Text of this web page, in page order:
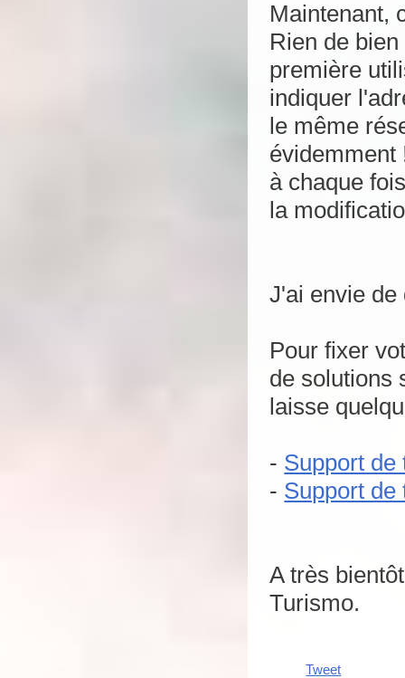
Maintenant,
Rien de
première
indiquer
le même
évidemment
à chaque
la
J'ai envie de
Pour fixer
de solutions
laisse
- Support de
- Support de
A très
Turismo.
Tweet